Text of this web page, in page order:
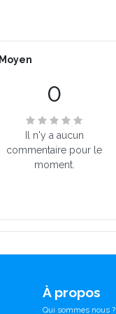
Moyen
0
Il n'y a aucun
commentaire pour le
moment.
À propos
Qui sommes nous ?